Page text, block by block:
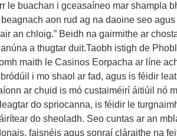
buachan i gceasaíneo mar shampla
aon rud ag na daoine seo
an chloig.” Beidh na gairmithe ar
a thugtar duit.Taobh istigh de
maith le Casinos Eorpacha ar líne
i mo shaol ar fad, agus is féidir
ar chuid is mó custaiméirí áitiúil nó
do spriocanna, is féidir le
do sheoladh. Seo cuntas ar an
faisnéis agus sonraí cláraithe na